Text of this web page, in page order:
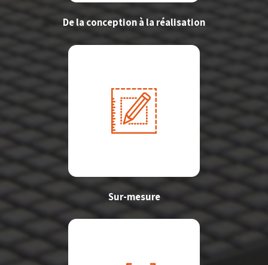
De la conception à la réalisation
Sur-mesure